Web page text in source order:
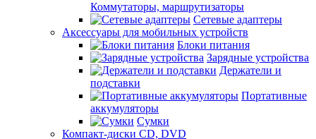
Коммутаторы, маршрутизаторы
Сетевые адаптеры
Аксессуары для мобильных устройств
Блоки питания
Зарядные устройства
Держатели и
подставки
Портативные
аккумуляторы
Сумки
Компакт-диски CD, DVD